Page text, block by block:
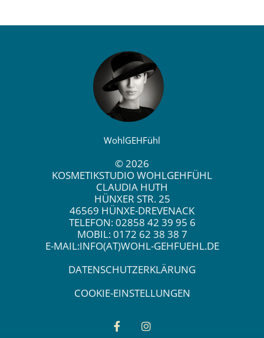
WohlGEHFühl
©2026
KOSMETIKSTUDIO WOHLGEHFÜHL
CLAUDIA HUTH
HÜNXER STR. 25
46569 HÜNXE-DREVENACK
TELEFON: 02858 42 39 95 6
MOBIL: 0172 62 38 38 7
E-MAIL:INFO(AT)WOHL-GEHFUEHL.DE
DATENSCHUTZERKLÄRUNG
COOKIE-EINSTELLUNGEN